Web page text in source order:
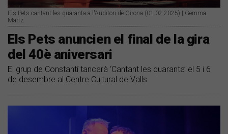
Els Pets cantant les quaranta a l'Auditori de Girona (01.02.2025) | Gemma
Martz
Els Pets anuncien el final de la gira
del 40è aniversari
El grup de Constantí tancarà ‘Cantant les quaranta’ el 5 i 6
de desembre al Centre Cultural de Valls